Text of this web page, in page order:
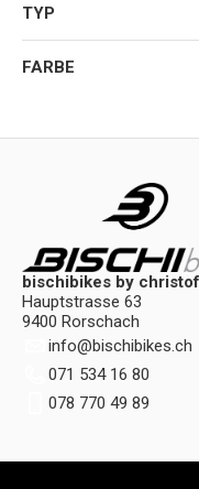
TYP
FARBE
bischibikes by
Hauptstrasse 63
9400 Rorschach
info@bischibikes.ch
071 534 16 80
078 770 49 89